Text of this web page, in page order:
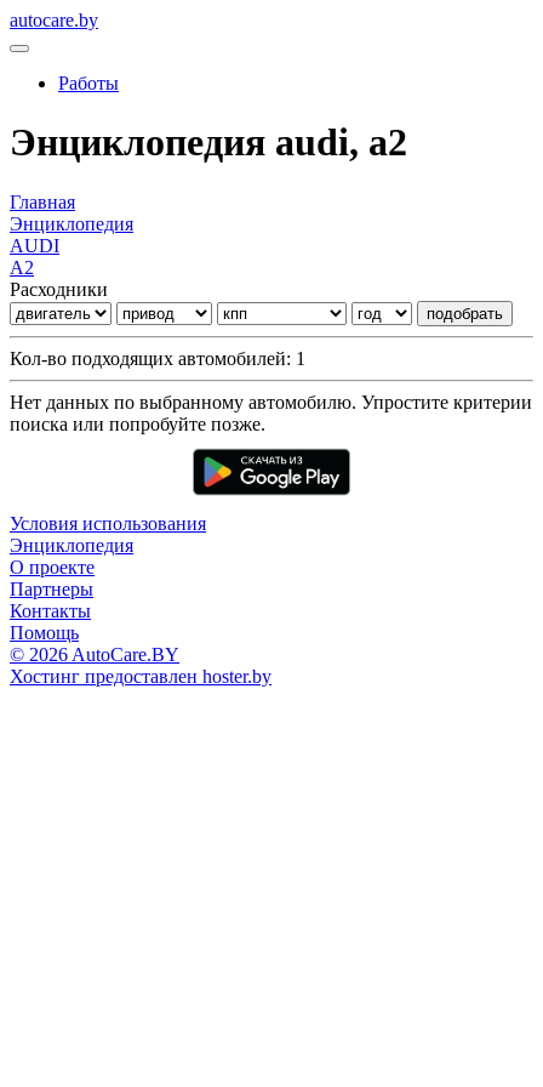
autocare.by
Работы
Энциклопедия audi, a2
Главная
Энциклопедия
AUDI
A2
Расходники
подобрать
Кол-во подходящих автомобилей: 1
Нет данных по выбранному автомобилю. Упростите критерии
поиска или попробуйте позже.
Условия использования
Энциклопедия
О проекте
Партнеры
Контакты
Помощь
© 2026 AutoCare.BY
Хостинг предоставлен hoster.by